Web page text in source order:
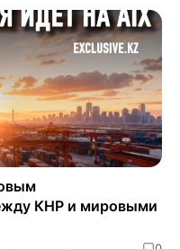
КНР и мировыми